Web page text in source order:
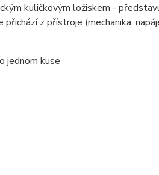
kuličkovým ložiskem -
přichází z přístroje (mechanika,
jednom kuse